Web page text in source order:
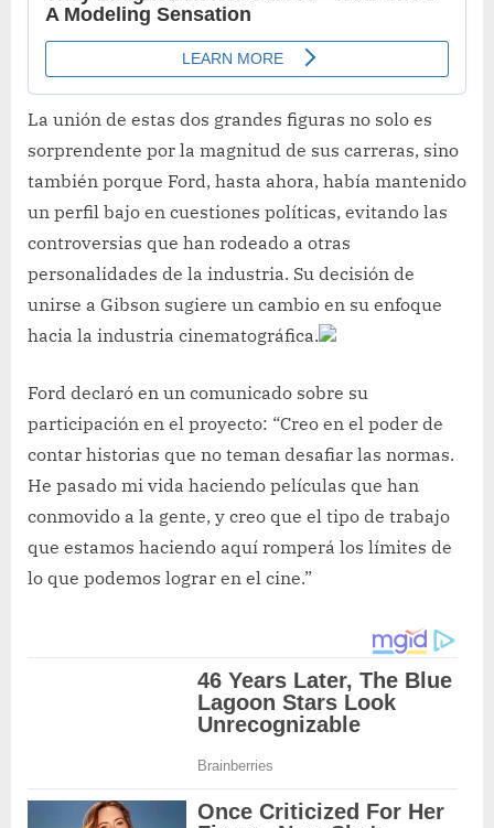
La unión de estas dos grandes figuras no solo es
sorprendente por la magnitud de sus carreras, sino
también porque Ford, hasta ahora, había mantenido
un perfil bajo en cuestiones políticas, evitando las
controversias que han rodeado a otras
personalidades de la industria. Su decisión de
unirse a Gibson sugiere un cambio en su enfoque
hacia la industria cinematográfica.
Ford declaró en un comunicado sobre su
participación en el proyecto: “Creo en el poder de
contar historias que no teman desafiar las normas.
He pasado mi vida haciendo películas que han
conmovido a la gente, y creo que el tipo de trabajo
que estamos haciendo aquí romperá los límites de
lo que podemos lograr en el cine.”